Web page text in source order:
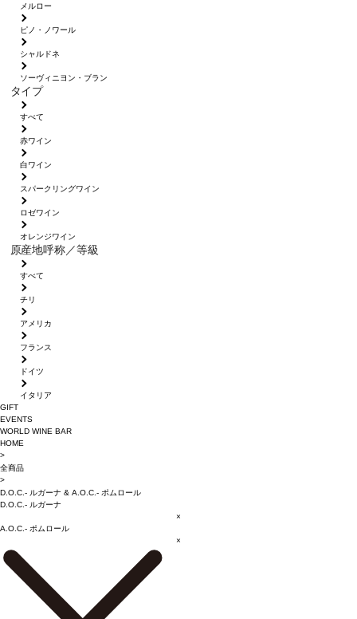
メルロー
ピノ・ノワール
シャルドネ
ソーヴィニヨン・ブラン
タイプ
すべて
赤ワイン
白ワイン
スパークリングワイン
ロゼワイン
オレンジワイン
原産地呼称／等級
すべて
チリ
アメリカ
フランス
ドイツ
イタリア
GIFT
EVENTS
WORLD WINE BAR
HOME
>
全商品
>
D.O.C.- ルガーナ& A.O.C.- ポムロール
D.O.C.- ルガーナ
×
A.O.C.- ポムロール
×